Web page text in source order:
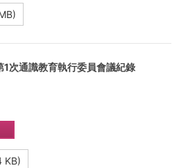
次通識教育執行委員會議紀錄
KB)